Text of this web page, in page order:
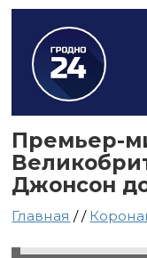
Премьер-
Джонсон
Главная //